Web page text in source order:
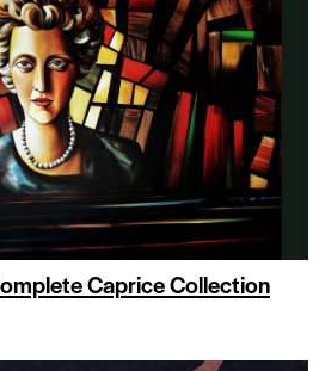
Caprice Collection